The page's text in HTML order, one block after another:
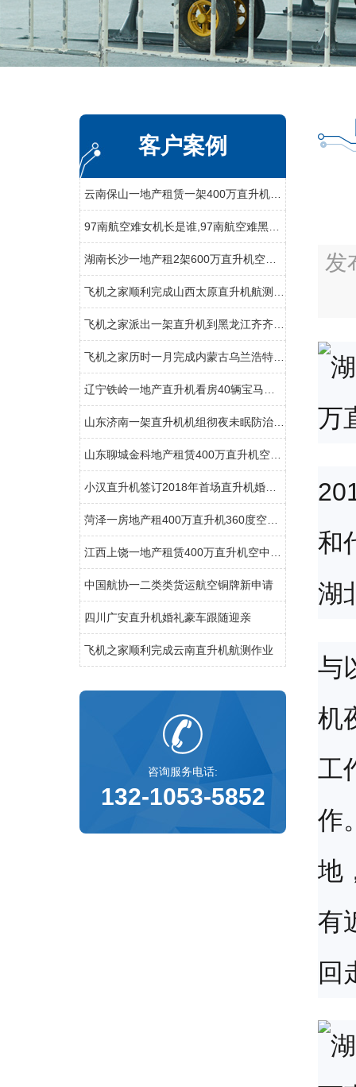
客户案例
中国航协一二类类货运航空铜牌新申请
四川广安直升机婚礼豪车跟随迎亲
飞机之家顺利完成云南直升机航测作业
咨询服务电话:
132-1053-5852
发
和
湖
与
机
工
作
地
有
回